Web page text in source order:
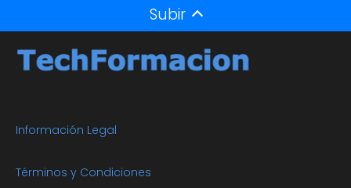
Subir
Información Legal
Términos y Condiciones